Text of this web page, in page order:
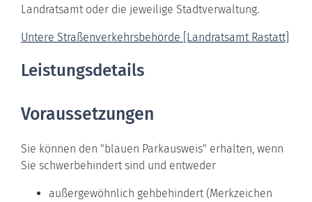
Landratsamt oder die jeweilige Stadtverwaltung.
Untere Straßenverkehrsbehörde [Landratsamt Rastatt]
Leistungsdetails
Voraussetzungen
Sie können den "blauen Parkausweis" erhalten, wenn
Sie schwerbehindert sind und entweder
außergewöhnlich gehbehindert (Merkzeichen